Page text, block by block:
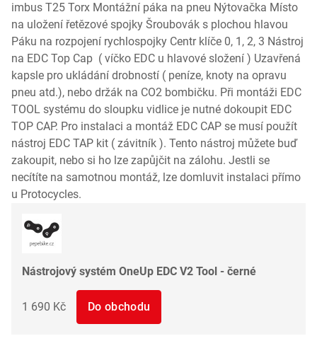
imbus T25 Torx Montážní páka na pneu Nýtovačka Místo
na uložení řetězové spojky Šroubovák s plochou hlavou
Páku na rozpojení rychlospojky Centr klíče 0, 1, 2, 3 Nástroj
na EDC Top Cap ( víčko EDC u hlavové složení ) Uzavřená
kapsle pro ukládání drobností ( peníze, knoty na opravu
pneu atd.), nebo držák na CO2 bombičku. Při montáži EDC
TOOL systému do sloupku vidlice je nutné dokoupit EDC
TOP CAP. Pro instalaci a montáž EDC CAP se musí použít
nástroj EDC TAP kit ( závitník ). Tento nástroj můžete buď
zakoupit, nebo si ho lze zapůjčit na zálohu. Jestli se
necítíte na samotnou montáž, lze domluvit instalaci přímo
u Protocycles.
Nástrojový systém OneUp EDC V2 Tool - černé
1 690 Kč Do obchodu